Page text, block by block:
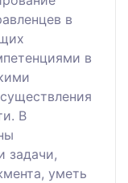
в
в
В
задачи,
уметь